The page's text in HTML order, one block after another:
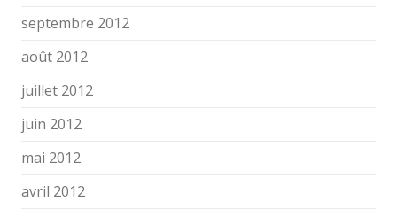
septembre 2012
août 2012
juillet 2012
juin 2012
mai 2012
avril 2012